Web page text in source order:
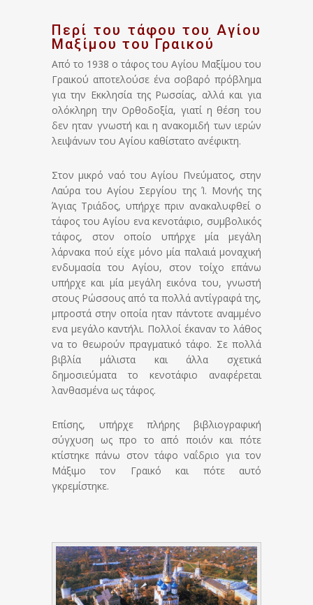
Περί του τάφου του Αγίου
Μαξίμου του Γραικού
Από το 1938 ο τάφος του Αγίου Μαξίμου του
Γραικού αποτελούσε ένα σοβαρό πρόβλημα
για την Εκκλησία της Ρωσσίας, αλλά και για
ολόκληρη την Ορθοδοξία, γιατί η θέση του
δεν ηταν γνωστή και η ανακομιδή των ιερών
λειψάνων του Αγίου καθίστατο ανέφικτη.
Στον μικρό ναό του Αγίου Πνεύματος, στην
Λαύρα του Αγίου Σεργίου της Ί. Μονής της
Άγιας Τριάδος, υπήρχε πριν ανακαλυφθεί ο
τάφος του Αγίου ενα κενοτάφιο, συμβολικός
τάφος, στον οποίο υπήρχε μία μεγάλη
λάρνακα πού είχε μόνο μία παλαιά μοναχική
ενδυμασία του Αγίου, στον τοίχο επάνω
υπήρχε και μία μεγάλη εικόνα του, γνωστή
στους Ρώσσους από τα πολλά αντίγραφά της,
μπροστά στην οποία ηταν πάντοτε αναμμένο
ενα μεγάλο καντήλι. Πολλοί έκαναν το λάθος
να το θεωρούν πραγματικό τάφο. Σε πολλά
βιβλία μάλιστα και άλλα σχετικά
δημοσιεύματα το κενοτάφιο αναφέρεται
λανθασμένα ως τάφος.
Επίσης, υπήρχε πλήρης βιβλιογραφική
σύγχυση ως προ το από ποιόν και πότε
κτίστηκε πάνω στον τάφο ναΐδριο για τον
Μάξιμο τον Γραικό και πότε αυτό
γκρεμίστηκε.